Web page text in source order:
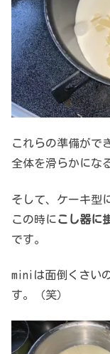
これらの準備がで
全体を滑らかにな
そして、ケーキ型
この時にこし器に
です。
miniは面倒くさい
す。（笑）